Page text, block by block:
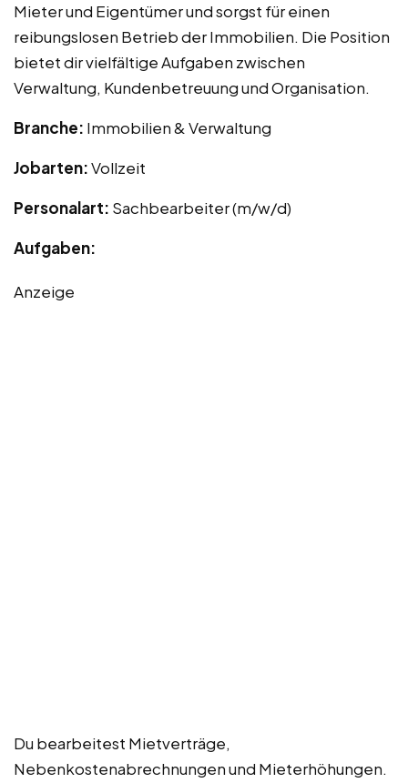
Mieter und Eigentümer und sorgst für einen
reibungslosen Betrieb der Immobilien. Die Position
bietet dir vielfältige Aufgaben zwischen
Verwaltung, Kundenbetreuung und Organisation.
Branche: Immobilien & Verwaltung
Jobarten:Vollzeit
Personalart: Sachbearbeiter (m/w/d)
Aufgaben:
Anzeige
Du bearbeitest Mietverträge,
Nebenkostenabrechnungen und Mieterhöhungen.